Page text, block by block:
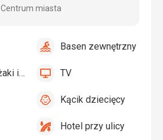
Centrum miasta
BasenBasen zewnętrzny
tak
Bezpłatne leżaki i parasole przy basenie TV TV
tak
Kącik
Plac
Kącik dziecięcy
tak
HotelHotel przy ulicy
tak